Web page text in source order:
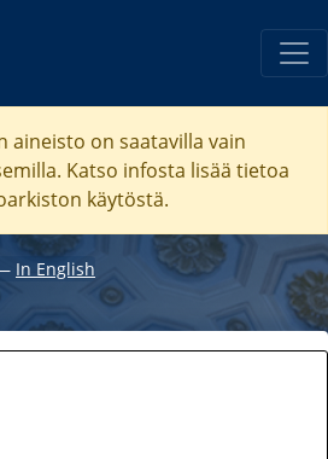
aineisto on saatavilla vain
Katso infosta lisää tietoa
käytöstä.
In English